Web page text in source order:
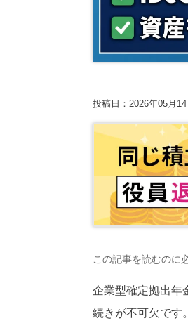
単発セミナー
投稿日：2026年05月14
この記事を読むのに
企業型確定拠出年
続きが不可欠です。